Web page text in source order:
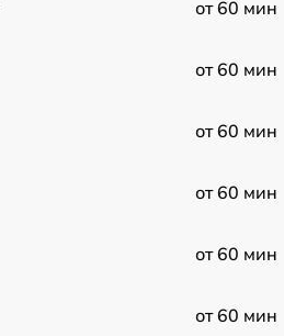
от 60 мин
от 60 мин
от 60 мин
от 60 мин
от 60 мин
от 60 мин